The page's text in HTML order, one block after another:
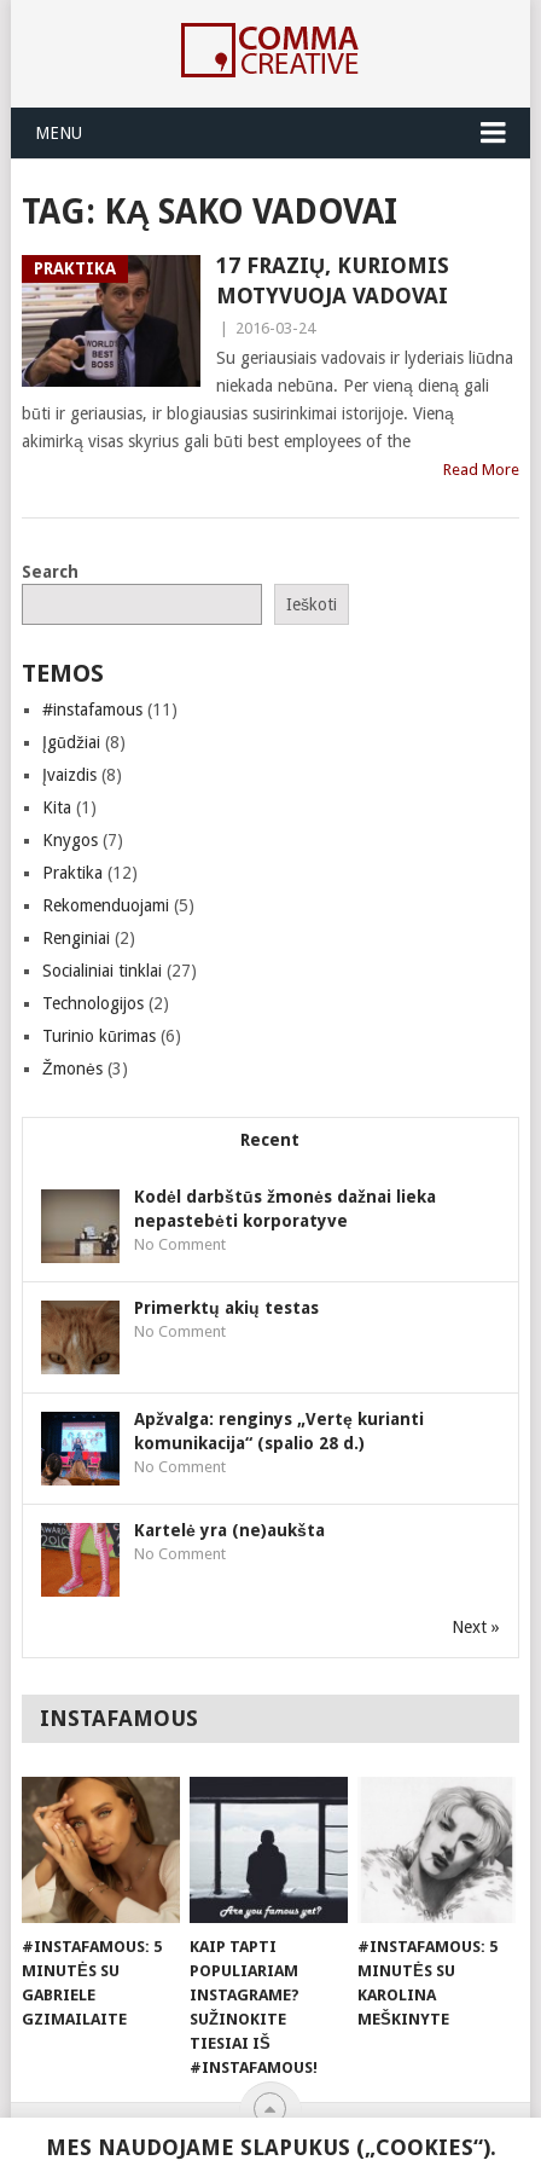
MENU
TAG: KĄ SAKO VADOVAI
PRAKTIKA
17 FRAZIŲ, KURIOMIS
MOTYVUOJA VADOVAI
2016-03-24
Su geriausiais vadovais ir lyderiais liūdna
niekada nebūna. Per vieną dieną gali
būti ir geriausias, ir blogiausias susirinkimai istorijoje. Vieną
akimirką visas skyrius gali būti best employees of the
Read More
Search
Ieškoti
TEMOS
#instafamous(11)
Įgūdžiai (8)
Įvaizdis(8)
Kita (1)
Knygos(7)
Praktika (12)
Rekomenduojami (5)
Renginiai (2)
Socialiniai tinklai (27)
Technologijos(2)
Turinio kūrimas(6)
Žmonės(3)
Recent
Kodėl darbštūs žmonės dažnai lieka
nepastebėti korporatyve
No Comment
Primerktų akių testas
No Comment
Apžvalga: renginys „Vertę kurianti
komunikacija“ (spalio 28 d.)
No Comment
Kartelė yra (ne)aukšta
No Comment
Next »
INSTAFAMOUS
#INSTAFAMOUS: 5
MINUTĖS SU
GABRIELE
GZIMAILAITE
KAIP TAPTI
POPULIARIAM
INSTAGRAME?
SUŽINOKITE
TIESIAI IŠ
#INSTAFAMOUS!
#INSTAFAMOUS: 5
MINUTĖS SU
KAROLINA
MEŠKINYTE
MES NAUDOJAME SLAPUKUS („COOKIES“).